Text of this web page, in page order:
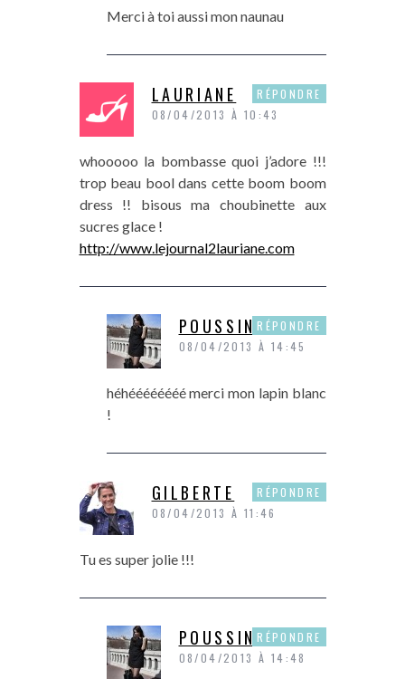
Merci à toi aussi mon naunau
LAURIANE
08/04/2013 À 10:43
whooooo la bombasse quoi j’adore !!!
trop beau bool dans cette boom boom
dress !! bisous ma choubinette aux
sucres glace !
http://www.lejournal2lauriane.com
RÉPONDRE
POUSSINE
08/04/2013 À 14:45
héhéééééééé merci mon lapin blanc
!
RÉPONDRE
GILBERTE
08/04/2013 À 11:46
Tu es super jolie !!!
RÉPONDRE
POUSSINE
08/04/2013 À 14:48
RÉPONDRE